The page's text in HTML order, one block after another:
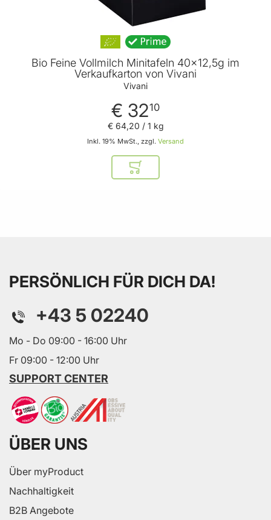
Bio Feine Vollmilch Minitafeln 40x12,5g im
Verkaufkarton von Vivani
Vivani
€ 3210
Inkl. 19% MwSt., zzgl. Versand
€ 64,20 / 1 kg
In den Warenkorb
PERSÖNLICH FÜR DICH DA!
+43 5 02240
Mo - Do 09:00 - 16:00 Uhr
Fr 09:00 - 12:00 Uhr
SUPPORT CENTER
ÜBER UNS
Über myProduct
Nachhaltigkeit
B2B Angebote